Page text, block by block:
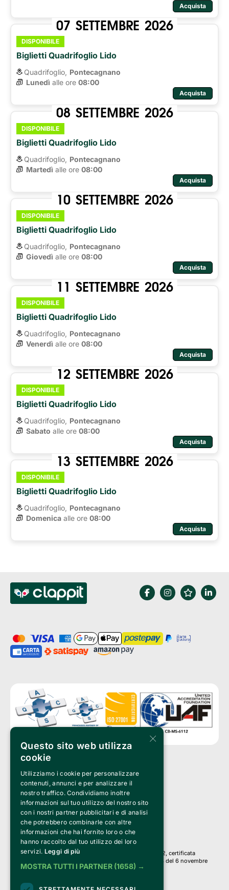
Acquista
07 SETTEMBRE 2026
DISPONIBILE
Biglietti Quadrifoglio Lido
Quadrifoglio, Pontecagnano
Lunedì alle ore 08:00
Acquista
08 SETTEMBRE 2026
DISPONIBILE
Biglietti Quadrifoglio Lido
Quadrifoglio, Pontecagnano
Martedì alle ore 08:00
Acquista
10 SETTEMBRE 2026
DISPONIBILE
Biglietti Quadrifoglio Lido
Quadrifoglio, Pontecagnano
Giovedì alle ore 08:00
Acquista
11 SETTEMBRE 2026
DISPONIBILE
Biglietti Quadrifoglio Lido
Quadrifoglio, Pontecagnano
Venerdì alle ore 08:00
Acquista
12 SETTEMBRE 2026
DISPONIBILE
Biglietti Quadrifoglio Lido
Quadrifoglio, Pontecagnano
Sabato alle ore 08:00
Acquista
13 SETTEMBRE 2026
DISPONIBILE
Biglietti Quadrifoglio Lido
Quadrifoglio, Pontecagnano
Domenica alle ore 08:00
Acquista
Clappit è un marchio di proprietà di:
Bemils Srl
a Socio Unico
Via Fosse Ardeatine, 4 -20092 Cinisello Balsamo (MI)
PI 05589050961
Iscr. C.C.I.A.A. Milano R.E.A. 1833471
© 2010-2025 Bemils Srl - Tutti i diritti riservati
Credits:
Clappit è basato sulla piattaforma di biglietteria Belive 6.2, certificata
dall’Agenzia delle Entrate con protocollo n. 2025/445474 del 6 novembre
2025.
×
Questo sito web utilizza
cookie
Utilizziamo i cookie per personalizzare
contenuti, annunci e per analizzare il
nostro traffico. Condividiamo inoltre
informazioni sul tuo utilizzo del nostro sito
con i nostri partner pubblicitari e di analisi
che potrebbero combinarle con altre
informazioni che hai fornito loro o che
hanno raccolto dal tuo utilizzo dei loro
servizi. Leggi di più
MOSTRA TUTTI I PARTNER (1658) →